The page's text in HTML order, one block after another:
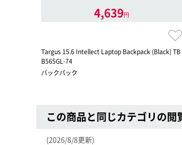
4,639円
Targus 15.6 Intellect Laptop Backpack (Black) TB
B565GL-74
バックパック
この商品と同じカテゴリの閲
(2026/8/8更新)